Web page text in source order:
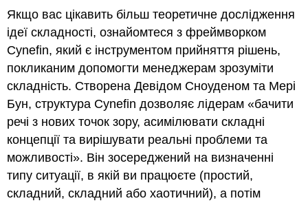
Якщо вас цікавить більш теоретичне дослідження
ідеї складності, ознайомтеся з фреймворком
Cynefin, який є інструментом прийняття рішень,
покликаним допомогти менеджерам зрозуміти
складність. Створена Девідом Сноуденом та Мері
Бун, структура Cynefin дозволяє лідерам «бачити
речі з нових точок зору, асимілювати складні
концепції та вирішувати реальні проблеми та
можливості». Він зосереджений на визначенні
типу ситуації, в якій ви працюєте (простий,
складний, складний або хаотичний), а потім